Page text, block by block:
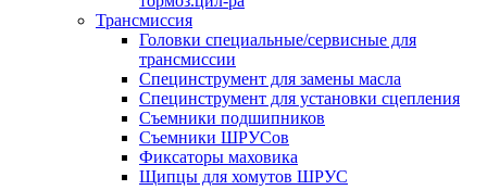
Трансмиссия
Головки специальные/сервисные для
трансмиссии
Специнструмент для замены масла
Специнструмент для установки сцепления
Съемники подшипников
Съемники ШРУСов
Фиксаторы маховика
Щипцы для хомутов ШРУС